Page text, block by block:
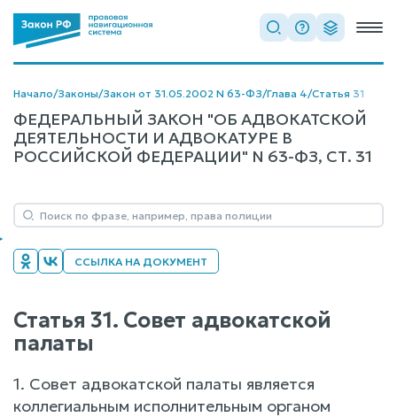
Начало/Законы/Закон от 31.05.2002 N 63-ФЗ/Глава 4/Статья 31
ФЕДЕРАЛЬНЫЙ ЗАКОН "ОБ АДВОКАТСКОЙ
ДЕЯТЕЛЬНОСТИ И АДВОКАТУРЕ В
РОССИЙСКОЙ ФЕДЕРАЦИИ" N 63-ФЗ, СТ. 31
ССЫЛКА НА ДОКУМЕНТ
Статья 31. Совет адвокатской
палаты
1. Совет адвокатской палаты является
коллегиальным исполнительным органом